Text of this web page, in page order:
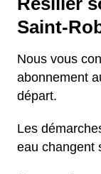
Saint-
Nous vous
abonnement
départ.
Les
eau changent